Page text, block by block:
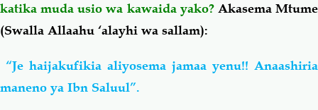
katika muda usio wa kawaida yako?Akasema Mtume
(Swalla Allaahu ‘alayhi wa sallam):
“Je haijakufikia aliyosema jamaa yenu!! Anaashiria
maneno ya Ibn Saluul”.